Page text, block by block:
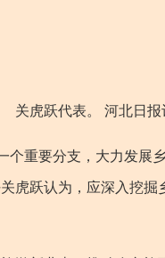
关虎跃代表。 河北日
重要分支，大力发展
虎跃认为，应深入挖